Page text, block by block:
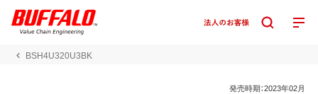
BSH4U320U3BK
発売時期：2023年02月